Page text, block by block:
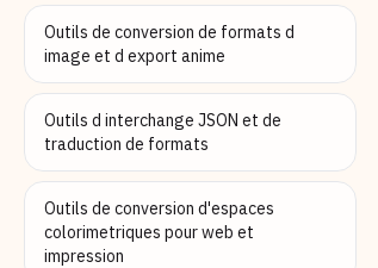
Outils de conversion de formats d
image et d export anime
Outils d interchange JSON et de
traduction de formats
Outils de conversion d'espaces
colorimetriques pour web et
impression